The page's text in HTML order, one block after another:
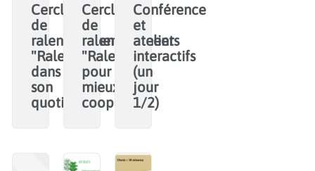
Cercle
de
ralentissement
"Ralentir
dans
son
quotidien"
Cercle
de
ralentissement
"Ralentir
pour
mieux
coopérer"
Conférence
et
ateliers
interactifs
(un
jour
1/2)